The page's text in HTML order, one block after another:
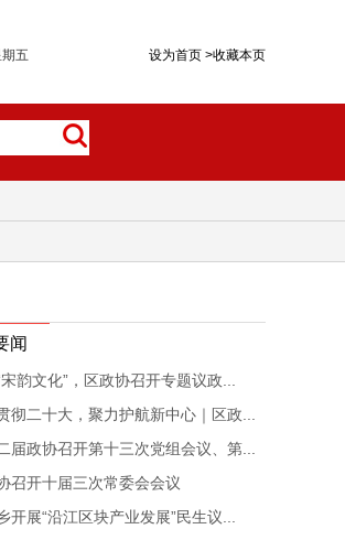
设为首页 >收藏本页
五
闻
韵文化”，区政协召开专题议政...
彻二十大，聚力护航新中心｜区政...
届政协召开第十三次党组会议、第...
召开十届三次常委会会议
开展“沿江区块产业发展”民生议...